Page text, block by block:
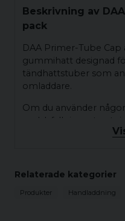
Beskrivning av
pack
DAA Primer-Tube
gummihatt designad
tändhattstuber som
omladdare.
Om du använder
tändhattstuber, som
spär tändhattar
hylsan på slutet av
Relaterade kategorier
Produkter Handladdning